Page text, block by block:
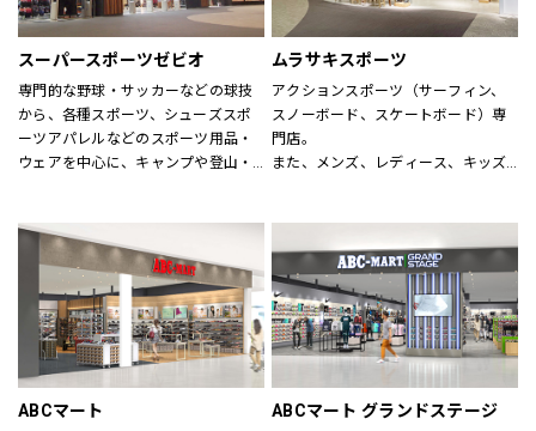
スーパースポーツゼビオ
専門的な野球・サッカーなどの球技
から、各種スポーツ、シューズスポ
ーツアパレルなどのスポーツ用品・
ウェアを中心に、キャンプや登山・
商品を揃えた大型総合スポーツ専門
スポーツナビゲーターを合言葉に、
すべてのスポーツを楽しむ方をサポ
ート！
スポーツに関する悩み事、困り事な
どぜひご相談下さい。
ご年配の方からお子様まで、安心し
ムラサキスポーツ
アクションスポーツ（サーフィン、
スノーボード、スケートボード）専
門店。
また、メンズ、レディース、キッズ
ンドが揃います。
アクションスポーツスペシャリスト
が在籍していますので、ビギナーの
方からエキスパートの方までお任せ
下さい。
トも開催していますので是非ご来店
ABCマート ABCマート グランドステージ